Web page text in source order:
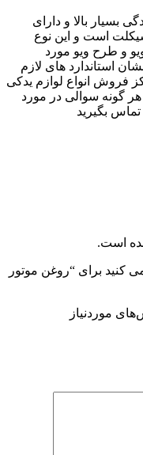
روانکنندگی بسیار بالا و دارای
است و این نوع
و طرح ویو مورد
استاندارد های لازم
فروش انواع لوازم یدکی
گونه سوالی در مورد
تماس بگیرید
است.
کنید برای “روغن موتور
موردنیاز